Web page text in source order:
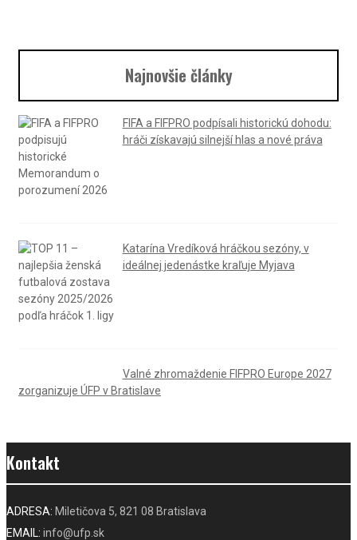
Najnovšie články
FIFA a FIFPRO podpísali historickú dohodu:
hráči získavajú silnejší hlas a nové práva
Katarína Vredíková hráčkou sezóny, v
ideálnej jedenástke kraľuje Myjava
Valné zhromaždenie FIFPRO Europe 2027
zorganizuje ÚFP v Bratislave
Kontakt
ADRESA: Miletičova 5, 821 08 Bratislava
EMAIL: info@ufp.sk